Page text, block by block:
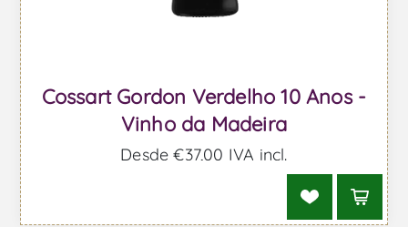
Cossart Gordon Verdelho 10 Anos -
Vinho da Madeira
Desde €37,00 IVA incl.